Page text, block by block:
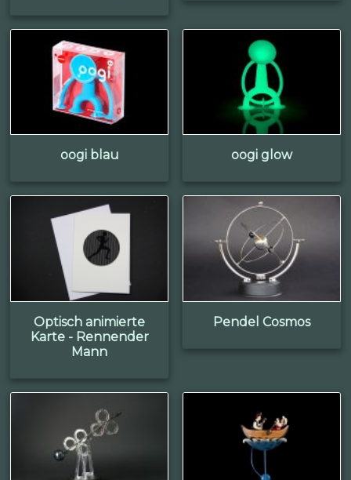
oogi blau oogi glow
Optisch animierte
Karte - Rennender
Mann
Pendel Cosmos